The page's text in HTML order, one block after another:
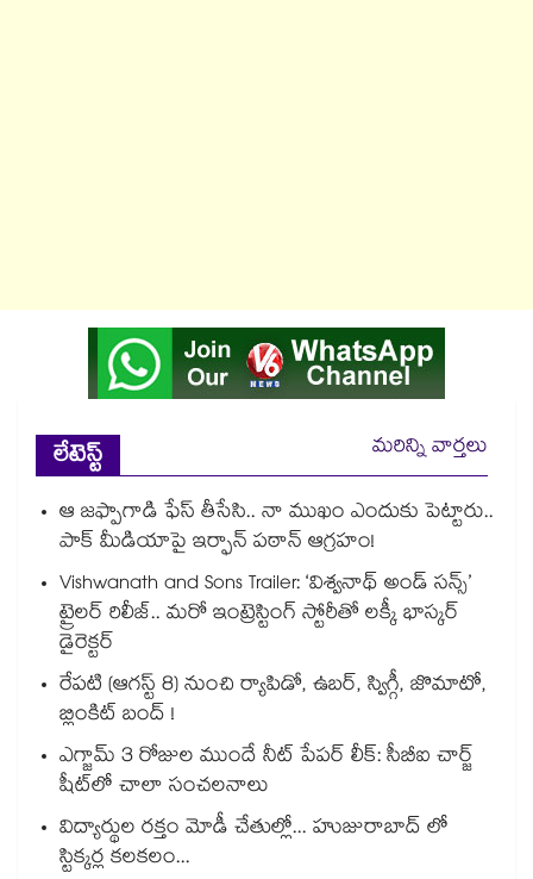
లేటెస్ట్
మరిన్ని వార్తలు
ఆ జఫ్పాగాడి ఫేస్ తీసేసి.. నా ముఖం ఎందుకు పెట్టారు..
పాక్ మీడియాపై ఇర్ఫాన్ పఠాన్ ఆగ్రహం!
Vishwanath and Sons Trailer: ‘విశ్వనాథ్ అండ్ సన్స్’
ట్రైలర్ రిలీజ్.. మరో ఇంట్రెస్టింగ్ స్టోరీతో లక్కీ భాస్కర్
డైరెక్టర్
రేపటి (ఆగస్ట్ 8) నుంచి ర్యాపిడో, ఉబర్, స్విగ్గీ, జొమాటో,
బ్లింకిట్ బంద్ !
ఎగ్జామ్ 3 రోజుల ముందే నీట్ పేపర్ లీక్: సీబీఐ చార్జ్
షీట్‎లో చాలా సంచలనాలు
విద్యార్థుల రక్తం మోడీ చేతుల్లో... హుజురాబాద్ లో
స్టిక్కర్ల కలకలం...